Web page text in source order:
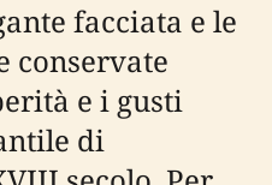
facciata e le
conservate
e i gusti
di